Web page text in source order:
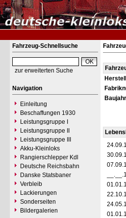
Fahrzeug-Schnellsuche
zur erweiterten Suche
Navigation
Einleitung
Beschaffungen 1930
Leistungsgruppe I
Leistungsgruppe II
Leistungsgruppe III
Akku-Kleinloks
Rangierschlepper Kdl
Deutsche Reichsbahn
Danske Statsbaner
Verbleib
Lackierungen
Sonderseiten
Bildergalerien